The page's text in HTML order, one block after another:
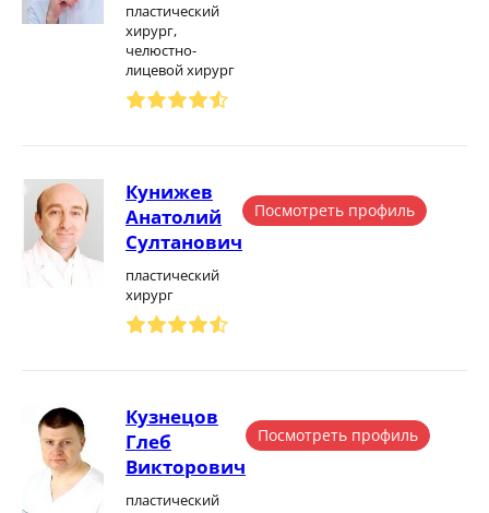
пластический
хирург,
челюстно-
лицевой хирург
Кунижев
Анатолий
Султанович
пластический
хирург
Посмотреть профиль
Кузнецов
Глеб
Викторович
пластический
Посмотреть профиль